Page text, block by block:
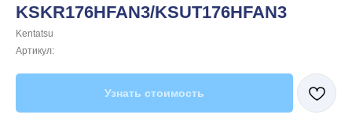
KSKR176HFAN3/KSUT176HFAN3
Kentatsu
Артикул:
Узнать стоимость